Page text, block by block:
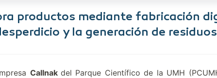
productos mediante fabricación
y la generación de residuos
Callnak del Parque Científico de la UMH